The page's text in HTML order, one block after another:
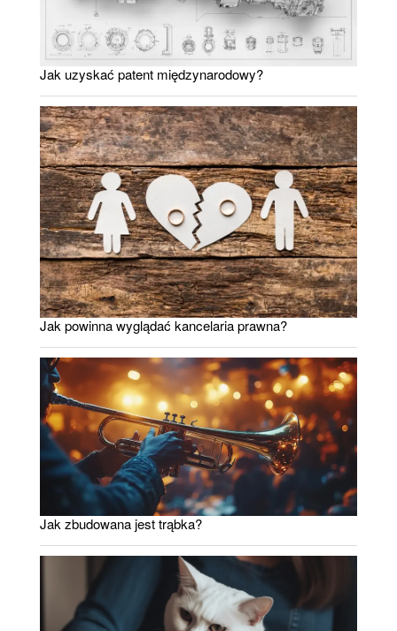
Jak uzyskać patent międzynarodowy?
Jak powinna wyglądać kancelaria prawna?
Jak zbudowana jest trąbka?